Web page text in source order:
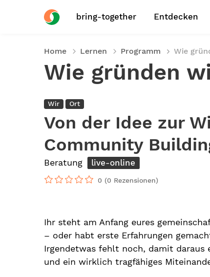
bring-together Entdecken
Home Lernen Programm Wie
Wie gründen
Wir Ort
Von der Idee zur
Community
Beratung live-online
0 (0 Rezensionen)
Ihr steht am Anfang eures
– oder habt erste Erfahrungen
Irgendetwas fehlt noch, damit daraus
und ein wirklich tragfähiges